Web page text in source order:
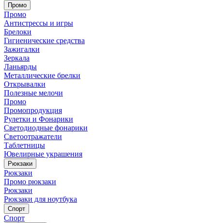
Промо
Промо
Антистрессы и игры
Брелоки
Гигиенические средства
Зажигалки
Зеркала
Ланьярды
Металлические брелки
Открывалки
Полезные мелочи
Промо
Промопродукция
Рулетки и Фонарики
Светодиодные фонарики
Светоотражатели
Таблетницы
Ювелирные украшения
Рюкзаки
Рюкзаки
Промо рюкзаки
Рюкзаки
Рюкзаки для ноутбука
Спорт
Спорт